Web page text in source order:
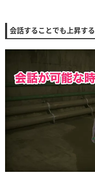
会話することでも上昇する